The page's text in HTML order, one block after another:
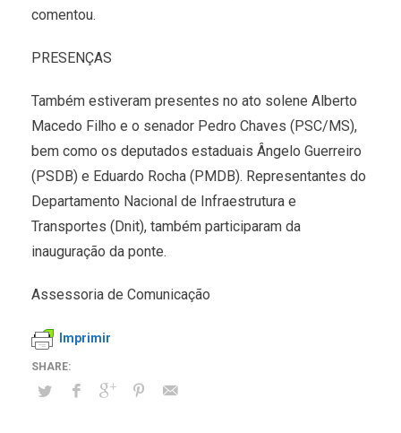
comentou.
PRESENÇAS
Também estiveram presentes no ato solene Alberto
Macedo Filho e o senador Pedro Chaves (PSC/MS),
bem como os deputados estaduais Ângelo Guerreiro
(PSDB) e Eduardo Rocha (PMDB). Representantes do
Departamento Nacional de Infraestrutura e
Transportes (Dnit), também participaram da
inauguração da ponte.
Assessoria de Comunicação
Imprimir